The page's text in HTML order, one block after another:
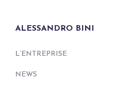
ALESSANDRO BINI
L’ENTREPRISE
NEWS